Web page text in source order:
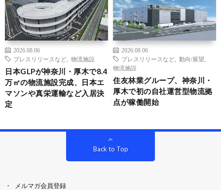
2026.08.06
プレスリリースなど
物流施設
日本GLPが神奈川・厚木で8.4
万㎡の物流施設完成、日本エ
マソンや真栄運輸など入居決
定
2026.08.06
プレスリリースなど
動向/展望
物流施設
住友林業グループ、神奈川・
厚木で初の自社運営型物流拠
点が稼働開始
Back to Top
メルマガ会員登録